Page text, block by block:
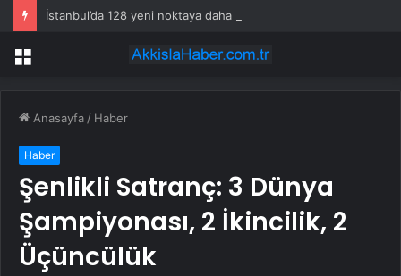
İstanbul’da 128 yeni noktaya daha EDS geliyor
Menü
Anasayfa / Haber
Haber
Şenlikli Satranç: 3 Dünya
Şampiyonası, 2 İkincilik, 2
Üçüncülük